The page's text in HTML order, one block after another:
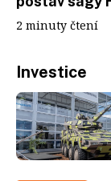
2 minuty čtení
Investice